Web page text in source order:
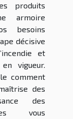
produits
armoire
besoins
décisive
et
vigueur.
comment
des
des
vous